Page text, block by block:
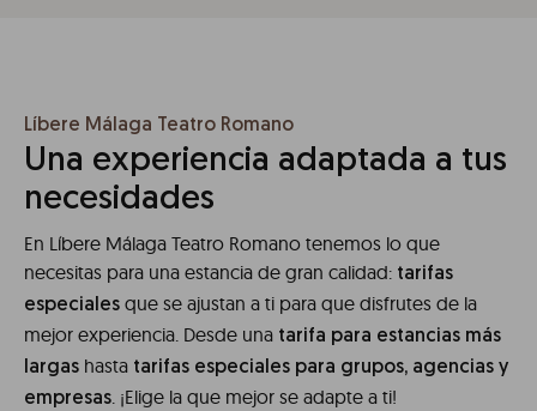
Líbere Málaga Teatro Romano
Una experiencia adaptada a tus
necesidades
En Líbere Málaga Teatro Romano tenemos lo que
necesitas para una estancia de gran calidad: tarifas
especiales que se ajustan a ti para que disfrutes de la
mejor experiencia. Desde una tarifa para estancias más
largas hasta tarifas especiales para grupos, agencias y
empresas. ¡Elige la que mejor se adapte a ti!